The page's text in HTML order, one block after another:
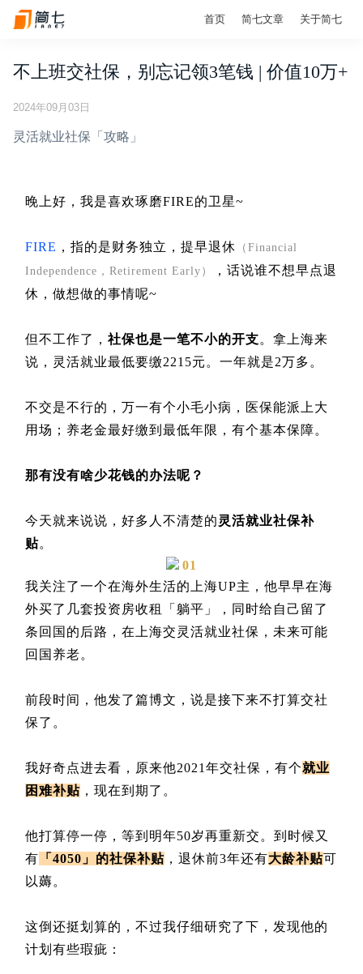
首页 简七文章 关于简七
不上班交社保，别忘记领3笔钱 | 价值10万+
2024年09月03日
灵活就业社保「攻略」
晚上好，我是喜欢琢磨FIRE的卫星~
FIRE ，指的是财务独立，提早退休 （Financial
Independence，Retirement Early）
，话说谁不想早点退
休，做想做的事情呢~
但不工作了， 社保也是一笔不小的开支。拿上海来
说，灵活就业最低要缴2215元。一年就是2万多。
不交是不行的，万一有个小毛小病，医保能派上大
用场；养老金最好缴到最低年限，有个基本保障。
那有没有啥少花钱的办法呢？
今天就来说说，好多人不清楚的 灵活就业社保补
贴。
01
我关注了一个在海外生活的上海UP主，他早早在海
外买了几套投资房收租「躺平」，同时给自己留了
条回国的后路，在上海交灵活就业社保，未来可能
回国养老。
前段时间，他发了篇博文，说是接下来不打算交社
保了。
我好奇点进去看，原来他2021年交社保，有个就业
困难补贴 ，现在到期了。
他打算停一停，等到明年50岁再重新交。到时候又
有 「4050」的社保补贴 ，退休前3年还有大龄补贴可
以薅。
这倒还挺划算的，不过我仔细研究了下，发现他的
计划有些瑕疵：